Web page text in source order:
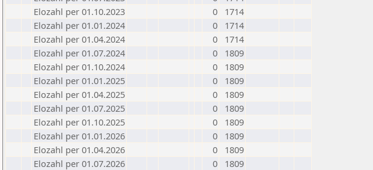
Elozahl per 01.10.2023
0
1714
Elozahl per 01.01.2024
0
1714
Elozahl per 01.04.2024
0
1714
Elozahl per 01.07.2024
0
1809
Elozahl per 01.10.2024
0
1809
Elozahl per 01.01.2025
0
1809
Elozahl per 01.04.2025
0
1809
Elozahl per 01.07.2025
0
1809
Elozahl per 01.10.2025
0
1809
Elozahl per 01.01.2026
0
1809
Elozahl per 01.04.2026
0
1809
Elozahl per 01.07.2026
0 1809